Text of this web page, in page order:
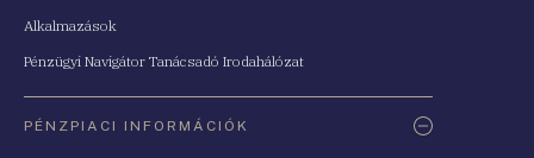
Alkalmazások
Pénzügyi Navigátor Tanácsadó Irodahálózat
PÉNZPIACI INFORMÁCIÓK